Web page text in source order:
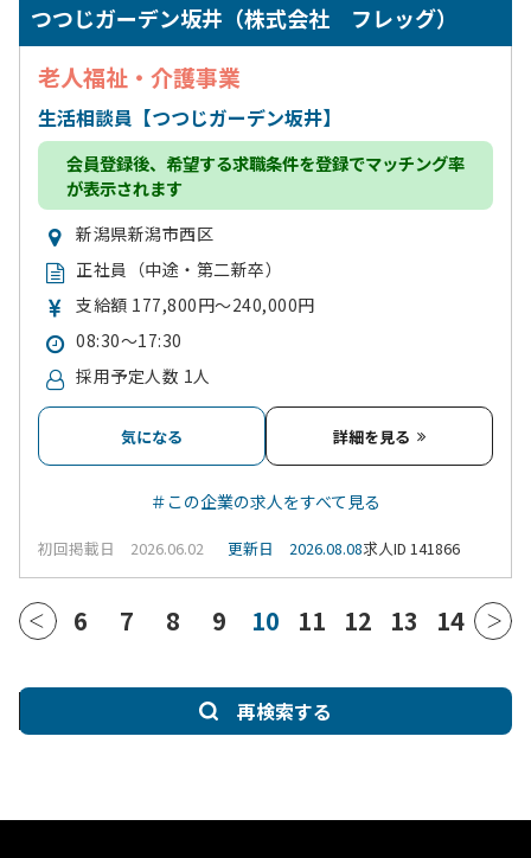
つつじガーデン坂井（株式会社 フレッグ）
老人福祉・介護事業
生活相談員【つつじガーデン坂井】
会員登録後、希望する求職条件を登録でマッチング率
が表示されます
新潟県新潟市西区
正社員（中途・第二新卒）
支給額 177,800円～240,000円
08:30～17:30
採用予定人数 1人
気になる 詳細を見る
＃この企業の求人をすべて見る
初回掲載日 2026.06.02 更新日 2026.08.08求人ID 141866
6 7 8 9 10 11 12 13 14
再検索する